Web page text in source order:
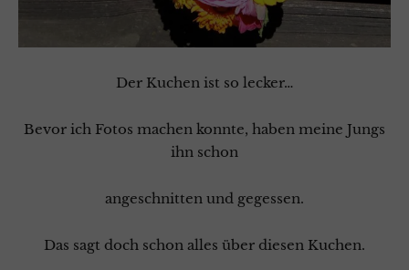
Der Kuchen ist so lecker…
Bevor ich Fotos machen konnte, haben meine Jungs
ihn schon
angeschnitten und gegessen.
Das sagt doch schon alles über diesen Kuchen.